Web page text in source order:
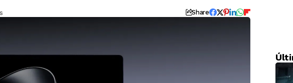
Share